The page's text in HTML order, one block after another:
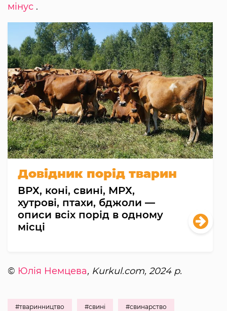
мінус .
Довідник порід тварин
ВРХ, коні, свині, МРХ,
хутрові, птахи, бджоли —
описи всіх порід в одному
місці
© Юлія Немцева, Kurkul.com, 2024 р.
#тваринництво #свині #свинарство